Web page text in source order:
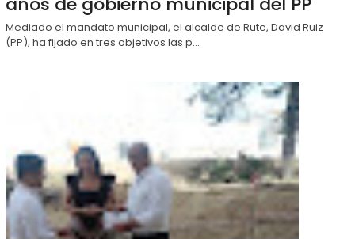
Mediado el mandato municipal, el alcalde de Rute, David Ruiz
(PP), ha fijado en tres objetivos las p...